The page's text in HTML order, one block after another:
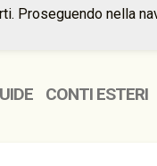
CONTI ESTERI
Proseguendo nella